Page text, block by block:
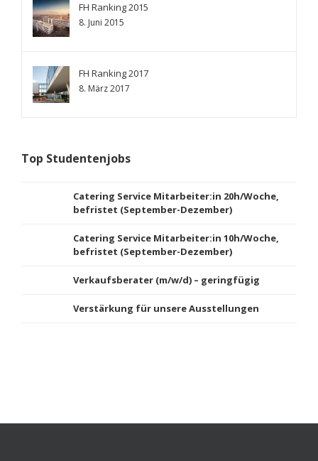
FH Ranking 2015
8. Juni 2015
FH Ranking 2017
8. März 2017
Top Studentenjobs
Catering Service Mitarbeiter:in 20h/Woche,
befristet (September-Dezember)
Catering Service Mitarbeiter:in 10h/Woche,
befristet (September-Dezember)
Verkaufsberater (m/w/d) – geringfügig
Verstärkung für unsere Ausstellungen